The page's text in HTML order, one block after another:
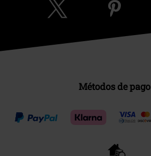
Métodos de pago